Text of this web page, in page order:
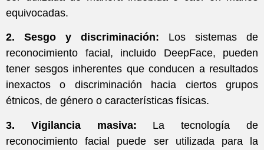
equivocadas.
2. Sesgo y discriminación: Los sistemas de
reconocimiento facial, incluido DeepFace, pueden
tener sesgos inherentes que conducen a resultados
inexactos o discriminación hacia ciertos grupos
étnicos, de género o características físicas.
3. Vigilancia masiva: La tecnología de
reconocimiento facial puede ser utilizada para la